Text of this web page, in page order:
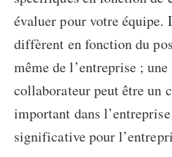
évaluer pour votre équipe.
diffèrent en fonction du
même de l’entreprise ;
collaborateur peut être un
important dans
significative pour